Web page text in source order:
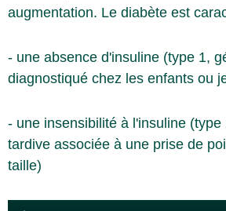
augmentation. Le diabète est
- une absence d'insuline (type 1,
diagnostiqué chez les enfants ou
- une insensibilité à l'insuline
tardive associée à une prise de
taille)